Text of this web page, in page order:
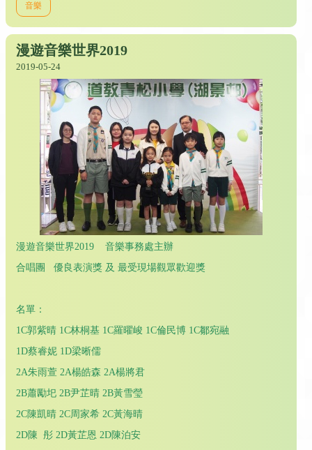
音樂
漫遊音樂世界2019
2019-05-24
漫遊音樂世界2019 音樂事務處主辦
合唱團 優良表演獎 及 最受現場觀眾歡迎獎
名單：
1C郭紫晴 1C林桐基 1C羅曜峻 1C倫民博 1C鄒宛融
1D蔡睿妮 1D梁晰儒
2A朱雨萱 2A楊皓森 2A楊將君
2B蕭勵圯 2B尹芷晴 2B黃雪瑩
2C陳凱晴 2C周家希 2C黃海晴
2D陳 彤 2D黃芷恩 2D陳泊安